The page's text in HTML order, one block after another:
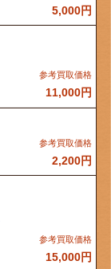
5,000円
11,000円
2,200円
15,000円